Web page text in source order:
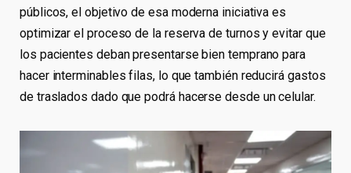
públicos, el objetivo de esa moderna iniciativa es
optimizar el proceso de la reserva de turnos y evitar que
los pacientes deban presentarse bien temprano para
hacer interminables filas, lo que también reducirá gastos
de traslados dado que podrá hacerse desde un celular.